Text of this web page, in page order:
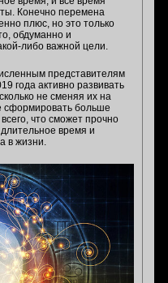
Конечно перемена
плюс, но это только
обдуманно и
либо важной цели.
представителям
года активно развивать
не сменяя их на
сформировать больше
что сможет прочно
время и
в жизни.